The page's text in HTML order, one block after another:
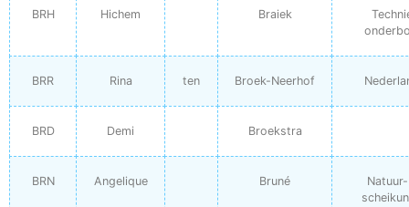
BRH Hichem Braiek
BRR Rina ten Broek-Neerhof
BRD Demi Broekstra
BRN Angelique Bruné